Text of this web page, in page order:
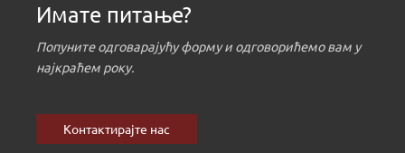
Имате питање?
Попуните одговарајућу форму и одговорићемо вам у
најкраћем року.
Контактирајте нас